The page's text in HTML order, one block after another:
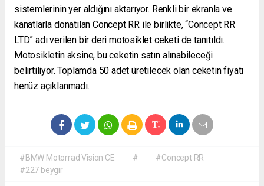
sistemlerinin yer aldığını aktarıyor. Renkli bir ekranla ve
kanatlarla donatılan Concept RR ile birlikte, “Concept RR
LTD” adı verilen bir deri motosiklet ceketi de tanıtıldı.
Motosikletin aksine, bu ceketin satın alınabileceği
belirtiliyor. Toplamda 50 adet üretilecek olan ceketin fiyatı
henüz açıklanmadı.
#BMW Motorrad Vision CE #
#Concept RR
#227 beygir